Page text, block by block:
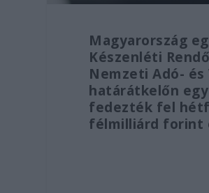
Magyarország
Készenléti
Nemzeti Adó-
határátkelőn
fedezték fel
félmilliárd forint